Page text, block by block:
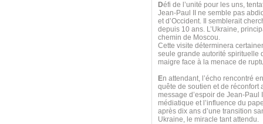
Défi de l’unité pour les uns,
Jean-Paul II ne semble pas
et d’Occident. Il semblerait
depuis 10 ans. L’Ukraine,
chemin de Moscou.
Cette visite déterminera
seule grande autorité spirituelle
maigre face à la menace de
En attendant, l’écho rencontré
quête de soutien et de réconfort
message d’espoir de Jean-
médiatique et l’influence du
après dix ans d’une transition
Ukraine, le miracle tant attendu.